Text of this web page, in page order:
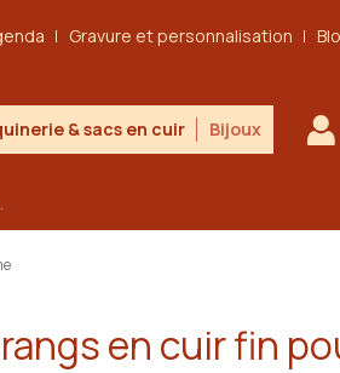
Gravure et personnalisation
& sacs en cuir Bijoux
en cuir fin